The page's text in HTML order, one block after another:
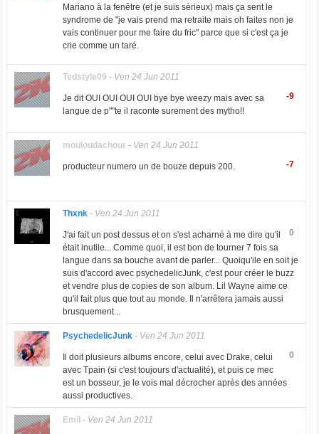
Mariano à la fenêtre (et je suis sèrieux) mais ça sent le
syndrome de "je vais prend ma retraite mais oh faites non je
vais continuer pour me faire du fric" parce que si c'est ça je
crie comme un taré.
Tedstyle09 - Ven 24 Jun 2011
-9
Je dit OUI OUI OUI OUI bye bye weezy mais avec sa
langue de p""te il raconte surement des mytho!!
mouloudachour - Ven 24 Jun 2011
-7
producteur numero un de bouze depuis 200.
Thxnk- Ven 24 Jun 2011
0
J'ai fait un post dessus et on s'est acharné à me dire qu'il
était inutile... Comme quoi, il est bon de tourner 7 fois sa
langue dans sa bouche avant de parler... Quoiqu'ile en soit je
suis d'accord avec psychedelicJunk, c'est pour créer le buzz
et vendre plus de copies de son album. Lil Wayne aime ce
qu'il fait plus que tout au monde. Il n'arrêtera jamais aussi
brusquement...
PsychedelicJunk- Ven 24 Jun 2011
0
Il doit plusieurs albums encore, celui avec Drake, celui
avec Tpain (si c'est toujours d'actualité), et puis ce mec
est un bosseur, je le vois mal décrocher après des années
aussi productives.
Emil - Ven 24 Jun 2011